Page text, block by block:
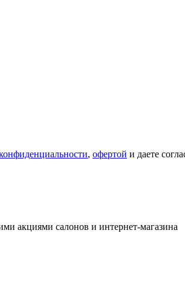
, офертой и даете
акциями салонов и интернет-магазина